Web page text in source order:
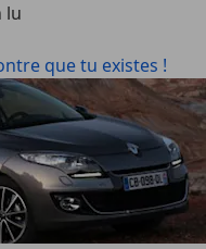
lu
que tu existes !